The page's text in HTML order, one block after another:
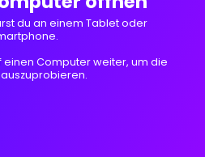
du an einem Tablet oder
einen Computer weiter, um die